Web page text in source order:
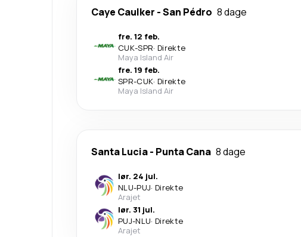
Caye Caulker -San Pédro 8 dage
fre. 12 feb.
CUK-SPR· Direkte
Maya Island Air
fre. 19 feb.
SPR-CUK· Direkte
Maya Island Air
Santa Lucia- Punta Cana 8 dage
lør. 24 jul.
NLU-PUJ· Direkte
Arajet
lør. 31 jul.
PUJ-NLU· Direkte
Arajet